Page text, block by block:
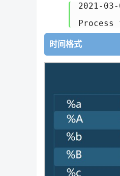
2021-
时间格式